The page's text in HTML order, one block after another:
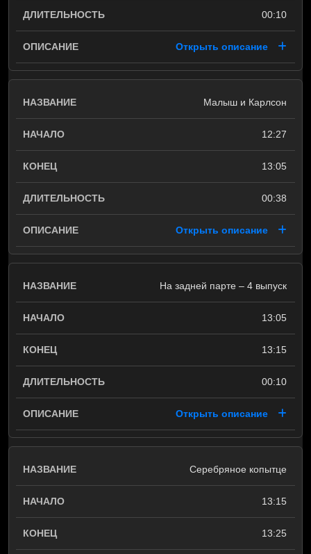
00:10
Открыть описание
Малыш и Карлсон
12:27
13:05
00:38
Открыть описание
На задней парте – 4 выпуск
13:05
13:15
00:10
Открыть описание
Серебряное копытце
13:15
13:25